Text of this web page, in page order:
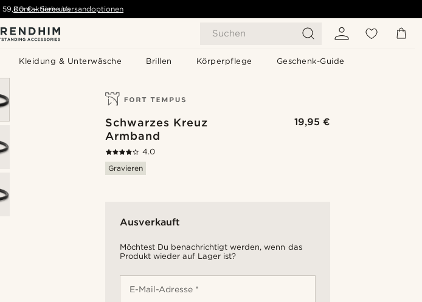
Suchen
Kleidung & Unterwäsche Brillen Körperpflege Geschenk-Guide
59,00 € - Siehe Versandoptionen
Kontaktiere uns
Schwarzes Kreuz
Armband
19,95 €
4.0
Gravieren
Ausverkauft
Möchtest Du benachrichtigt werden, wenn das
Produkt wieder auf Lager ist?
E-Mail-Adresse *